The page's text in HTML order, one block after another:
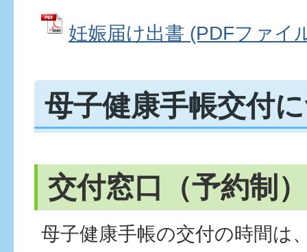
妊娠届け出書 (PDFファイ
母子健康手帳交付
交付窓口（予約制）
母子健康手帳の交付の時間は